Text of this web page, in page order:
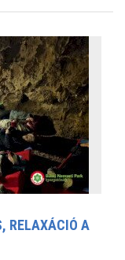
RELAXÁCIÓ A